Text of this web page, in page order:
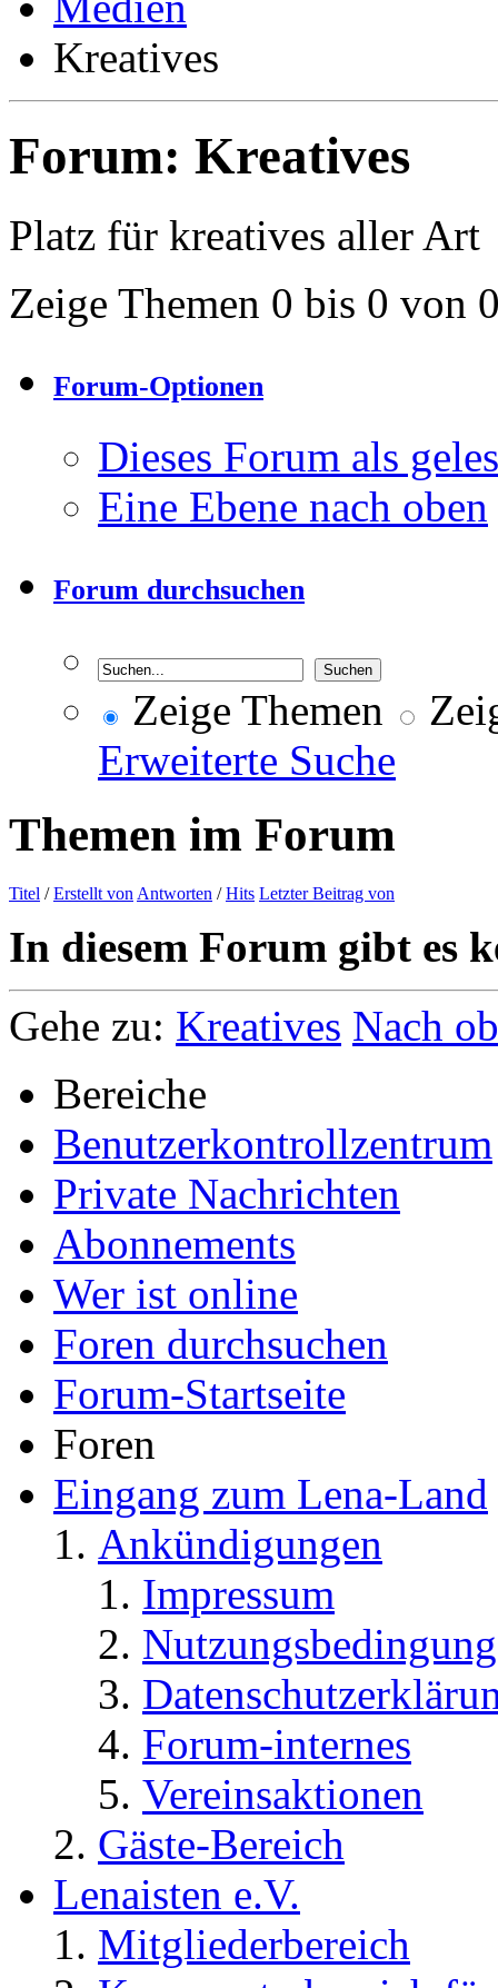
Kreatives
Forum: Kreatives
Platz für kreatives aller Art
Zeige Themen 0 bis 0 von
Forum-Optionen
Dieses Forum als
Eine Ebene nach oben
Forum durchsuchen
Zeige Themen
Erweiterte Suche
Themen im Forum
Titel /Erstellt von Antworten /Hits Letzter Beitrag von
In diesem Forum gibt es
Gehe zu: Kreatives Nach
Bereiche
Benutzerkontrollzentrum
Private Nachrichten
Abonnements
Wer ist online
Foren durchsuchen
Forum-Startseite
Foren
Eingang zum Lena-Land
Ankündigungen
Impressum
Forum-internes
Vereinsaktionen
Gäste-Bereich
Lenaisten e.V.
Mitgliederbereich